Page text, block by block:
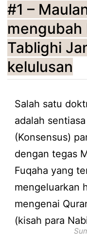
#1 –
Tablighi
kelulusan
Salah satu
adalah
(Konsensus)
dengan tegas
Fuqaha yang
mengeluarkan
mengenai
(kisah para